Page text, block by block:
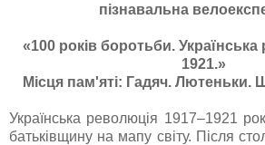
пізнавальна
«100 років боротьби.
1921.»
Місця пам'яті: Гадяч. Лютеньки.
Українська революція 1917‒1921
батьківщину на мапу світу. Після